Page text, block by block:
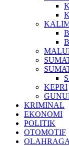
KEPRI
KRIMINAL
EKONOMI
POLITIK
OTOMOTIF
OLAHRAGA